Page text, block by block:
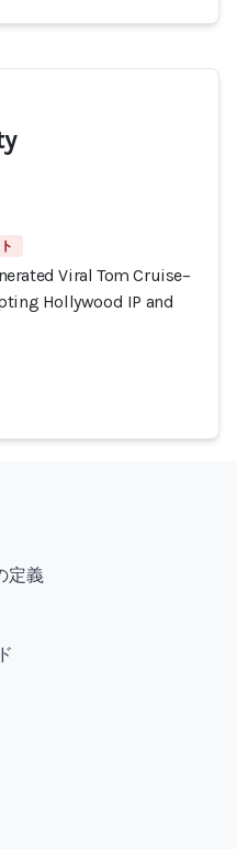
Viral Tom Cruise–
Hollywood IP and
定義